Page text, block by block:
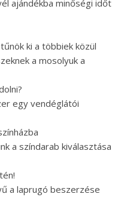
ajándékba minőségi időt
ki a többiek közül
a mosolyuk a
egy vendéglátói
a színdarab kiválasztása
a laprugó beszerzése